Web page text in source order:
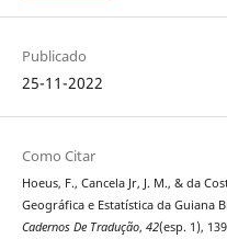
Publicado
25-11-2022
Como Citar
Hoeus, F., Cancela Jr, J. M., & da
Geográfica e Estatística da Guiana
Cadernos De Tradução, 42(esp. 1),